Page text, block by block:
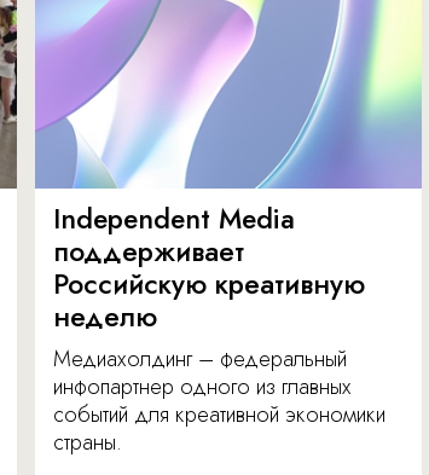
Independent Media
поддерживает
Российскую креативную
неделю
Медиахолдинг – федеральный
инфопартнер одного из главных
событий для креативной экономики
страны.